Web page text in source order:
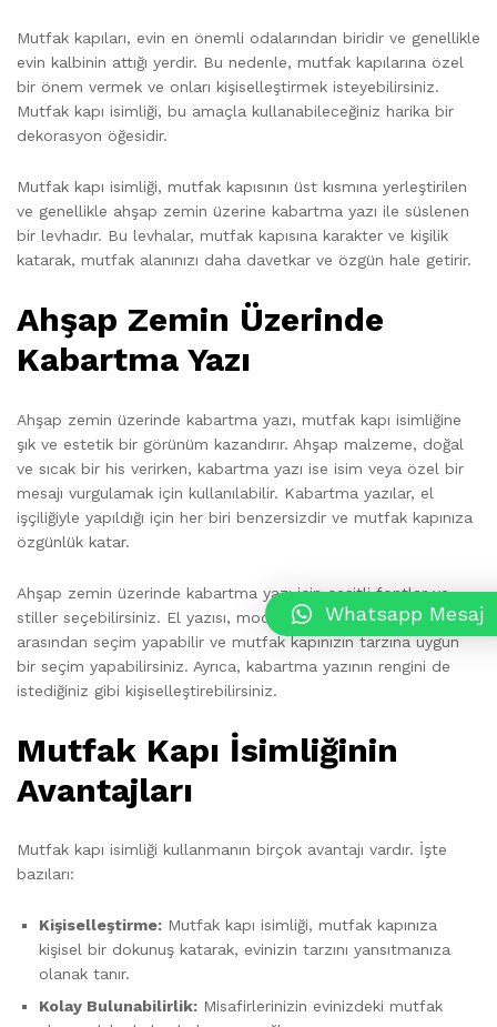
Mutfak kapıları, evin en önemli odalarından biridir ve genellikle
evin kalbinin attığı yerdir. Bu nedenle, mutfak kapılarına özel
bir önem vermek ve onları kişiselleştirmek isteyebilirsiniz.
Mutfak kapı isimliği, bu amaçla kullanabileceğiniz harika bir
dekorasyon öğesidir.
Mutfak kapı isimliği, mutfak kapısının üst kısmına yerleştirilen
ve genellikle ahşap zemin üzerine kabartma yazı ile süslenen
bir levhadır. Bu levhalar, mutfak kapısına karakter ve kişilik
katarak, mutfak alanınızı daha davetkar ve özgün hale getirir.
Ahşap Zemin Üzerinde
Kabartma Yazı
Ahşap zemin üzerinde kabartma yazı, mutfak kapı isimliğine
şık ve estetik bir görünüm kazandırır. Ahşap malzeme, doğal
ve sıcak bir his verirken, kabartma yazı ise isim veya özel bir
mesajı vurgulamak için kullanılabilir. Kabartma yazılar, el
işçiliğiyle yapıldığı için her biri benzersizdir ve mutfak kapınıza
özgünlük katar.
Ahşap zemin üzerinde kabartma yazı için çeşitli fontlar ve
stiller seçebilirsiniz. El yazısı, modern veya klasik fontlar
arasından seçim yapabilir ve mutfak kapınızın tarzına uygun
bir seçim yapabilirsiniz. Ayrıca, kabartma yazının rengini de
istediğiniz gibi kişiselleştirebilirsiniz.
Mutfak Kapı İsimliğinin
Avantajları
Mutfak kapı isimliği kullanmanın birçok avantajı vardır. İşte
bazıları:
Kişiselleştirme: Mutfak kapı isimliği, mutfak kapınıza
kişisel bir dokunuş katarak, evinizin tarzını yansıtmanıza
olanak tanır.
Kolay Bulunabilirlik: Misafirlerinizin evinizdeki mutfak
Whatsapp Mesaj